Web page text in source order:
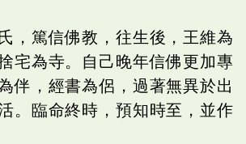
，篤信佛教，往生後，王維為
宅為寺。自己晚年信佛更加專
伴，經書為侶，過著無異於出
。臨命終時，預知時至，並作